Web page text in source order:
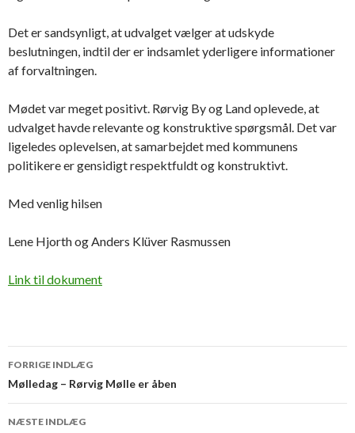
Det er sandsynligt, at udvalget vælger at udskyde
beslutningen, indtil der er indsamlet yderligere informationer
af forvaltningen.
Mødet var meget positivt. Rørvig By og Land oplevede, at
udvalget havde relevante og konstruktive spørgsmål. Det var
ligeledes oplevelsen, at samarbejdet med kommunens
politikere er gensidigt respektfuldt og konstruktivt.
Med venlig hilsen
Lene Hjorth og Anders Klüver Rasmussen
Link til dokument
Indlægsnavigation
FORRIGE INDLÆG
Mølledag – Rørvig Mølle er åben
NÆSTE INDLÆG